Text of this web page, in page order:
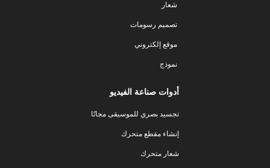
شعار
تصميم رسومات
موقع إلكتروني
نموذج
أدوات صناعة الفيديو
تجسيد بصري للموسيقى مجانًا
إنشاء مقطع متحرك
شعار متحرك